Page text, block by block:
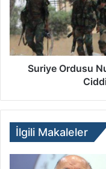
Suriye Ordusu
İlgili Makaleler